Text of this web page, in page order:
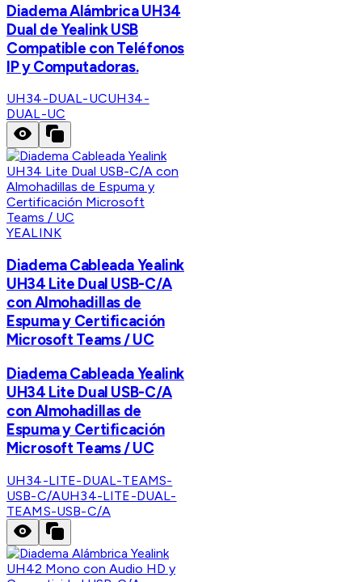
Diadema Alámbrica UH34
Dual de Yealink USB
Compatible con Teléfonos
IP y Computadoras.
UH34-DUAL-UCUH34-
DUAL-UC
YEALINK
Diadema Cableada Yealink
UH34 Lite Dual USB-C/A
con Almohadillas de
Espuma y Certificación
Microsoft Teams / UC
Diadema Cableada Yealink
UH34 Lite Dual USB-C/A
con Almohadillas de
Espuma y Certificación
Microsoft Teams / UC
UH34-LITE-DUAL-TEAMS-
USB-C/AUH34-LITE-DUAL-
TEAMS-USB-C/A